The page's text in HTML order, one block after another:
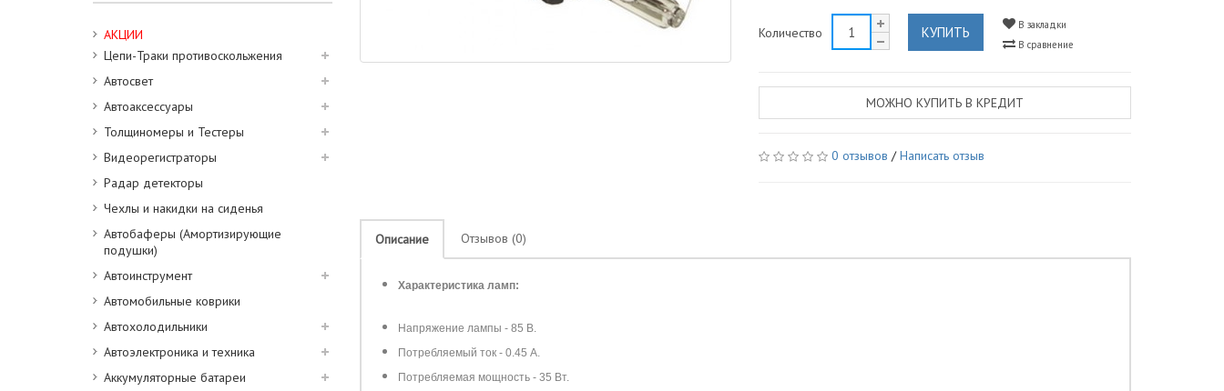
АКЦИИ
Цепи-Траки противоскольжения
Автосвет
Автоаксессуары
Толщиномеры и Тестеры
Видеорегистраторы
Радар детекторы
Чехлы и накидки на сиденья
Автобаферы (Амортизирующие
подушки)
Автоинструмент
Автомобильные коврики
Автохолодильники
Автоэлектроника и техника
Аккумуляторные батареи
Количество КУПИТЬ
В закладки
В сравнение
МОЖНО КУПИТЬ В КРЕДИТ
0 отзывов /Написать отзыв
Описание Отзывов (0)
Характеристика ламп:
Напряжение лампы - 85 В.
Потребляемый ток - 0.45 А.
Потребляемая мощность - 35 Вт.